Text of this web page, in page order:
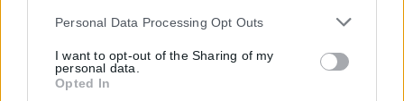
Please note that this website/app uses one or more Google
but not limited to your visit or usage behaviour. You may
click to grant or deny consent to Google and its third-party
tags to use your data for below specified purposes in below
Personal Data Processing Opt Outs
I want to opt-out of the Sharing of my
personal data.
Opted In